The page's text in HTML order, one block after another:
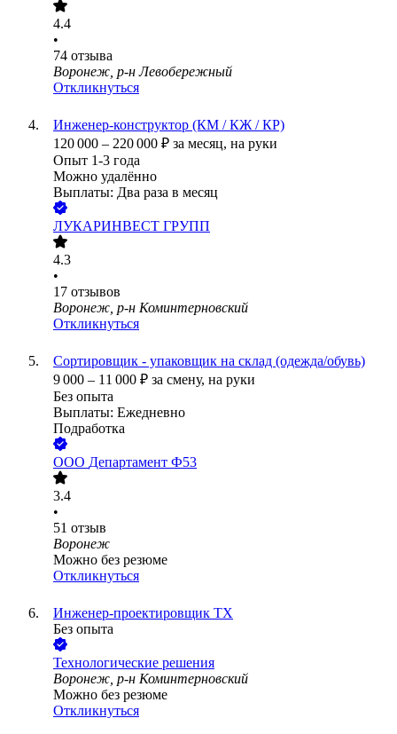
4.4
•
74 отзыва
Воронеж, р-н Левобережный
Откликнуться
Инженер-конструктор (КМ / КЖ / КР)
120 000 – 220 000 ₽ за месяц, на руки
Опыт 1-3 года
Можно удалённо
Выплаты: Два раза в месяц
ЛУКАРИНВЕСТ ГРУПП
4.3
•
17 отзывов
Воронеж, р-н Коминтерновский
Откликнуться
Сортировщик - упаковщик на склад (одежда/обувь)
9 000 – 11 000 ₽ за смену, на руки
Без опыта
Выплаты: Ежедневно
Подработка
ООО Департамент Ф53
3.4
•
51 отзыв
Воронеж
Можно без резюме
Откликнуться
Инженер-проектировщик ТХ
Без опыта
Технологические решения
Воронеж, р-н Коминтерновский
Можно без резюме
Откликнуться